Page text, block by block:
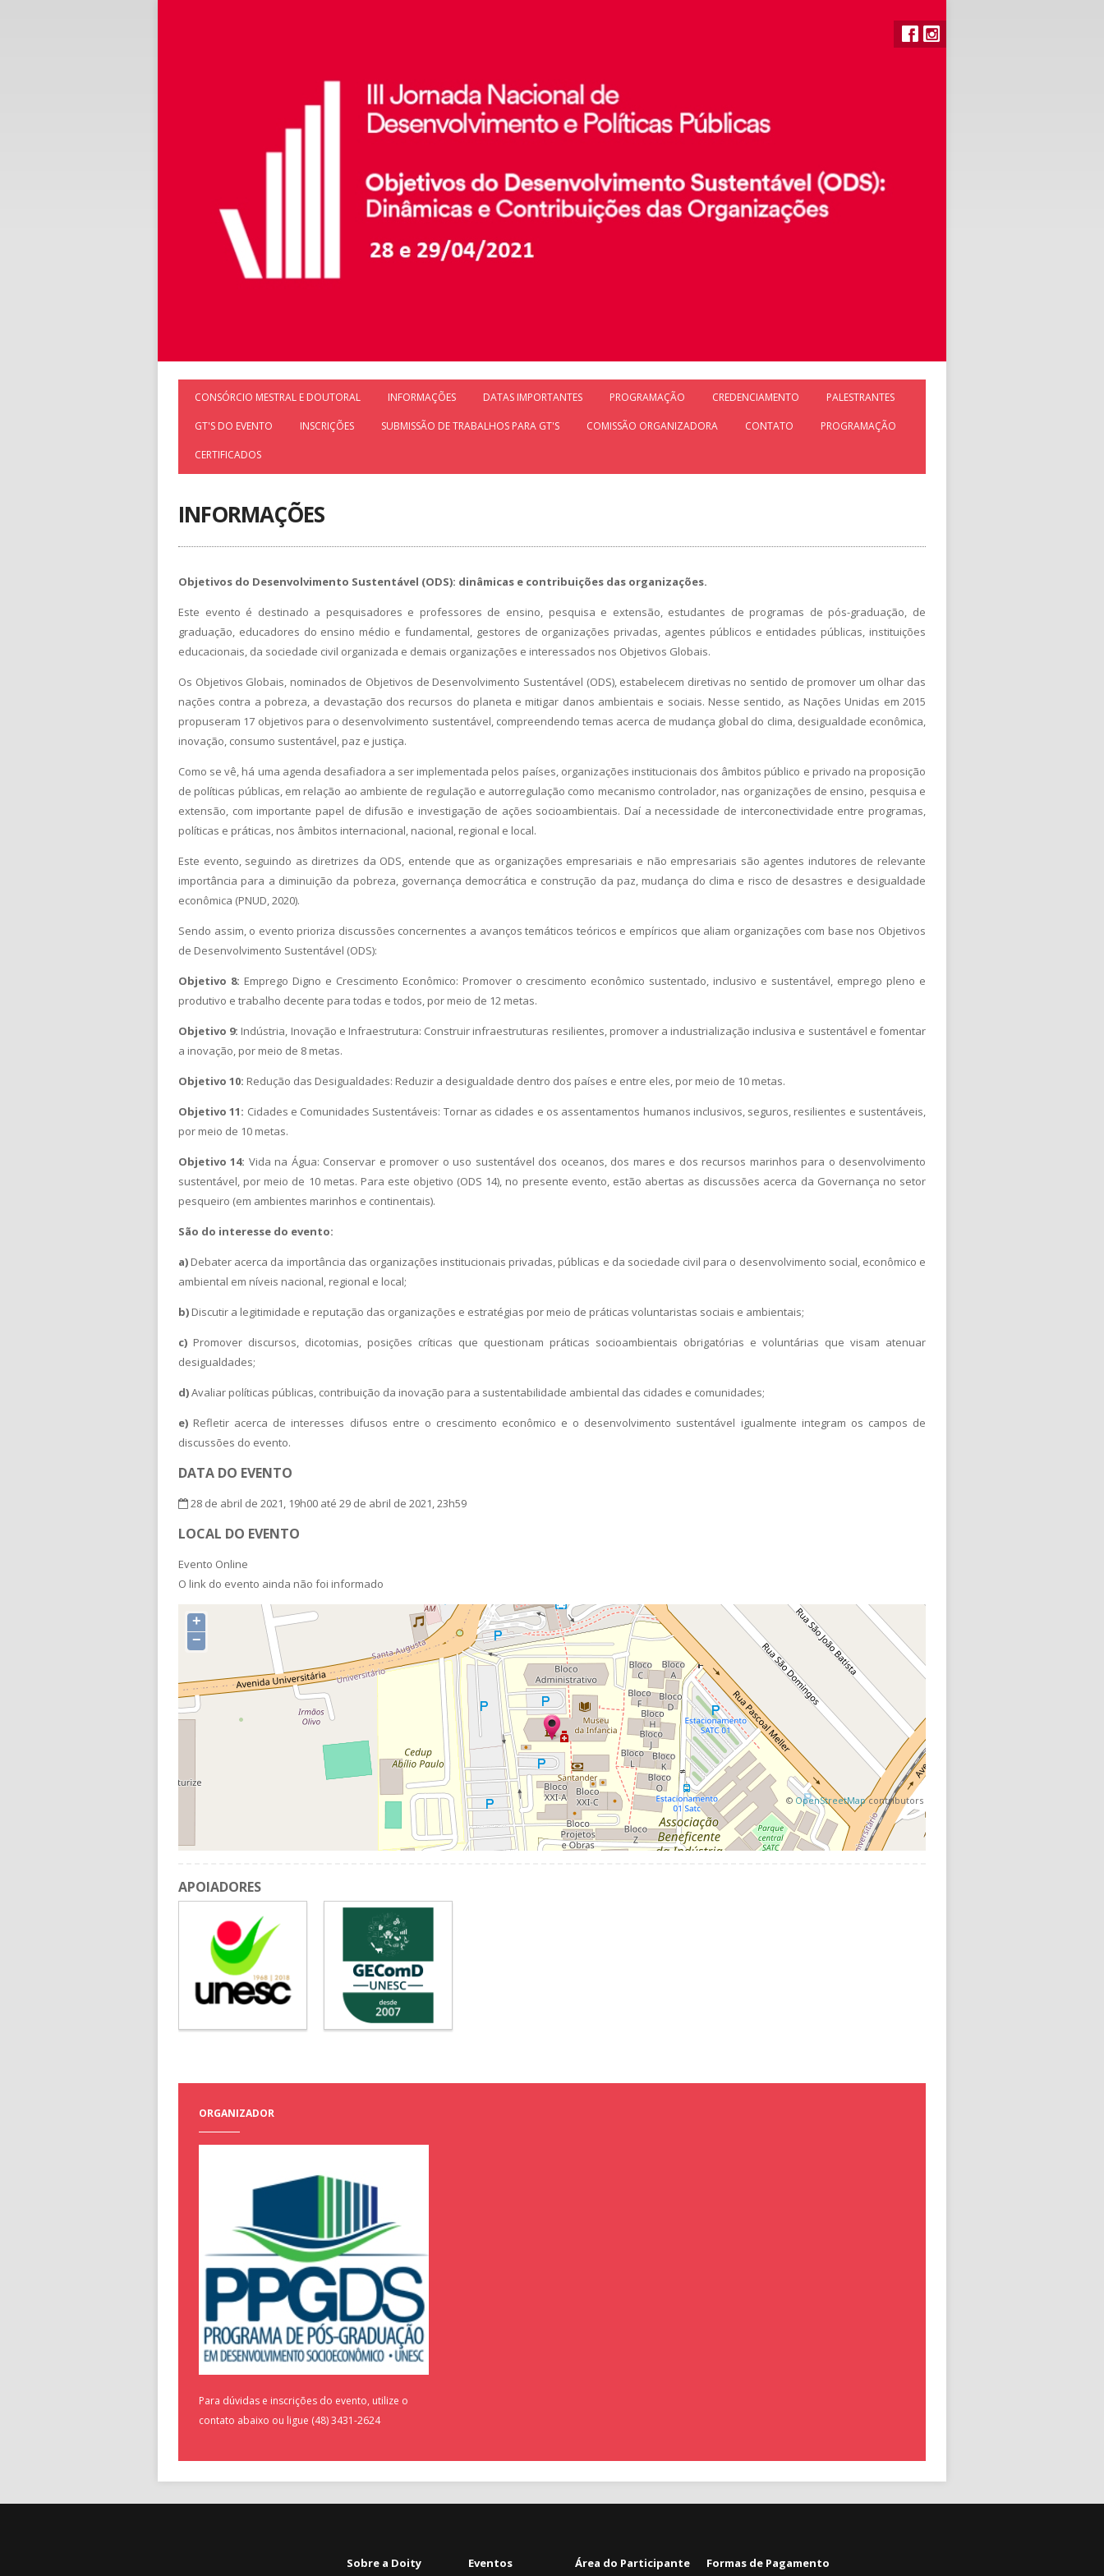
CONSÓRCIO MESTRAL E DOUTORAL INFORMAÇÕES DATAS IMPORTANTES PROGRAMAÇÃO CREDENCIAMENTO PALESTRANTES
GT'S DO EVENTO INSCRIÇÕES SUBMISSÃO DE TRABALHOS PARA GT'S COMISSÃO ORGANIZADORA CONTATO PROGRAMAÇÃO
CERTIFICADOS
INFORMAÇÕES
Objetivos do Desenvolvimento Sustentável (ODS): dinâmicas e contribuições das organizações.
Este evento é destinado a pesquisadores e professores de ensino, pesquisa e extensão, estudantes de programas de pós-graduação, de
graduação, educadores do ensino médio e fundamental, gestores de organizações privadas, agentes públicos e entidades públicas, instituições
educacionais, da sociedade civil organizada e demais organizações e interessados nos Objetivos Globais.
Os Objetivos Globais, nominados de Objetivos de Desenvolvimento Sustentável (ODS), estabelecem diretivas no sentido de promover um olhar das
nações contra a pobreza, a devastação dos recursos do planeta e mitigar danos ambientais e sociais. Nesse sentido, as Nações Unidas em 2015
propuseram 17 objetivos para o desenvolvimento sustentável, compreendendo temas acerca de mudança global do clima, desigualdade econômica,
inovação, consumo sustentável, paz e justiça.
Como se vê, há uma agenda desafiadora a ser implementada pelos países, organizações institucionais dos âmbitos público e privado na proposição
de políticas públicas, em relação ao ambiente de regulação e autorregulação como mecanismo controlador, nas organizações de ensino, pesquisa e
extensão, com importante papel de difusão e investigação de ações socioambientais. Daí a necessidade de interconectividade entre programas,
políticas e práticas, nos âmbitos internacional, nacional, regional e local.
Este evento, seguindo as diretrizes da ODS, entende que as organizações empresariais e não empresariais são agentes indutores de relevante
importância para a diminuição da pobreza, governança democrática e construção da paz, mudança do clima e risco de desastres e desigualdade
econômica (PNUD, 2020).
Sendo assim, o evento prioriza discussões concernentes a avanços temáticos teóricos e empíricos que aliam organizações com base nos Objetivos
de Desenvolvimento Sustentável (ODS):
Objetivo 8: Emprego Digno e Crescimento Econômico: Promover o crescimento econômico sustentado, inclusivo e sustentável, emprego pleno e
produtivo e trabalho decente para todas e todos, por meio de 12 metas.
Objetivo 9: Indústria, Inovação e Infraestrutura: Construir infraestruturas resilientes, promover a industrialização inclusiva e sustentável e fomentar
a inovação, por meio de 8 metas.
Objetivo 10: Redução das Desigualdades: Reduzir a desigualdade dentro dos países e entre eles, por meio de 10 metas.
Objetivo 11: Cidades e Comunidades Sustentáveis: Tornar as cidades e os assentamentos humanos inclusivos, seguros, resilientes e sustentáveis,
por meio de 10 metas.
Objetivo 14: Vida na Água: Conservar e promover o uso sustentável dos oceanos, dos mares e dos recursos marinhos para o desenvolvimento
sustentável, por meio de 10 metas. Para este objetivo (ODS 14), no presente evento, estão abertas as discussões acerca da Governança no setor
pesqueiro (em ambientes marinhos e continentais).
São do interesse do evento:
a) Debater acerca da importância das organizações institucionais privadas, públicas e da sociedade civil para o desenvolvimento social, econômico e
ambiental em níveis nacional, regional e local;
b) Discutir a legitimidade e reputação das organizações e estratégias por meio de práticas voluntaristas sociais e ambientais;
c) Promover discursos, dicotomias, posições críticas que questionam práticas socioambientais obrigatórias e voluntárias que visam atenuar
desigualdades;
d)Avaliar políticas públicas, contribuição da inovação para a sustentabilidade ambiental das cidades e comunidades;
e) Refletir acerca de interesses difusos entre o crescimento econômico e o desenvolvimento sustentável igualmente integram os campos de
discussões do evento.
DATA DO EVENTO
28 de abril de 2021, 19h00 até 29 de abril de 2021, 23h59
LOCAL DO EVENTO
Evento Online
O link do evento ainda não foi informado
+
−
© OpenStreetMapcontributors
APOIADORES
ORGANIZADOR
Para dúvidas e inscrições do evento, utilize o
contato abaixo ou ligue (48) 3431-2624
Sobre a Doity Eventos Área do Participante Formas de Pagamento